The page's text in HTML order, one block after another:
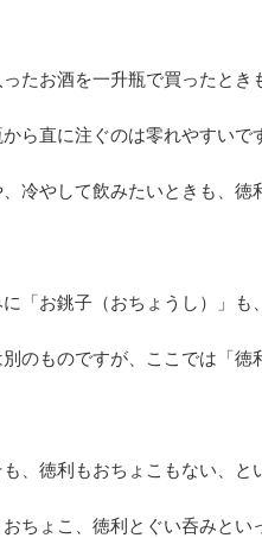
たお酒を一升瓶で買ったとき
ら直に注ぐのは零れやすいで
冷やして飲みたいときも、徳
「お銚子（おちょうし）」も
のものですが、ここでは「徳
、徳利もおちょこもない、と
ちょこ、徳利とぐい呑みとい